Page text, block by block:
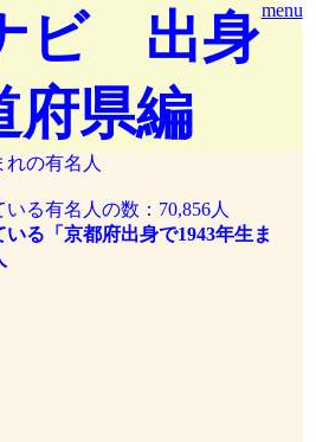
menu
ビ 出身
府県編
れの有名人
る有名人の数：70,856人
る「京都府出身で1943年生ま